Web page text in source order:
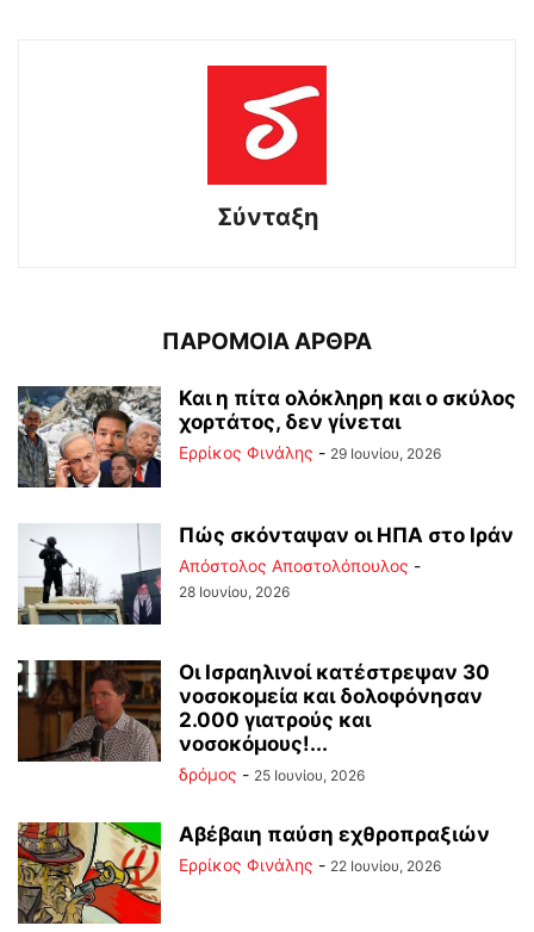
Σύνταξη
ΠΑΡΟΜΟΙΑ ΑΡΘΡΑ
Και η πίτα ολόκληρη και ο σκύλος
χορτάτος, δεν γίνεται
Ερρίκος Φινάλης - 29 Ιουνίου, 2026
Πώς σκόνταψαν οι ΗΠΑ στο Ιράν
Απόστολος Αποστολόπουλος -
28 Ιουνίου, 2026
Οι Ισραηλινοί κατέστρεψαν 30
νοσοκομεία και δολοφόνησαν
2.000 γιατρούς και
νοσοκόμους!...
δρόμος - 25 Ιουνίου, 2026
Αβέβαιη παύση εχθροπραξιών
Ερρίκος Φινάλης - 22 Ιουνίου, 2026